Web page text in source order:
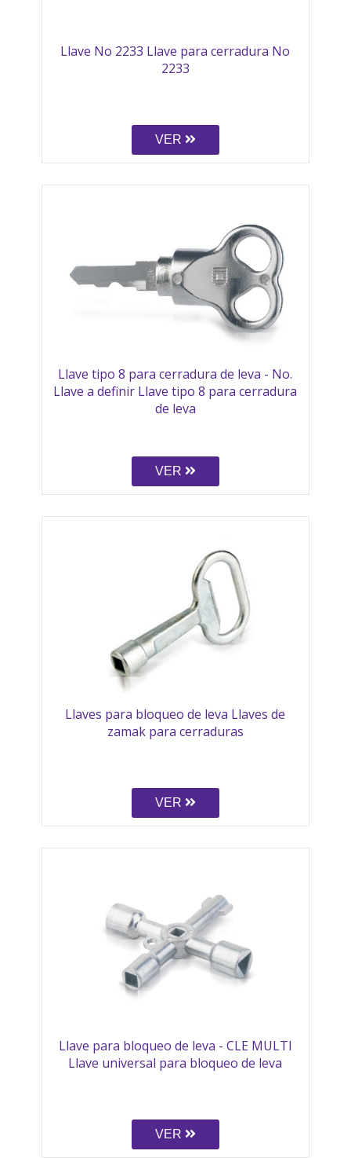
Llave No 2233 Llave para cerradura No
2233
VER
Llave tipo 8 para cerradura de leva - No.
Llave a definir Llave tipo 8 para cerradura
de leva
VER
Llaves para bloqueo de leva Llaves de
zamak para cerraduras
VER
Llave para bloqueo de leva - CLE MULTI
Llave universal para bloqueo de leva
VER